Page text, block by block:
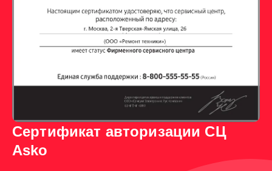
Сертификат авторизации СЦ
Asko